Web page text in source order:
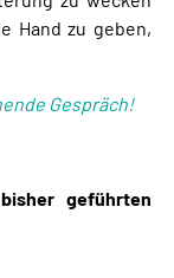
Hand zu geben,
Gespräch!
geführten